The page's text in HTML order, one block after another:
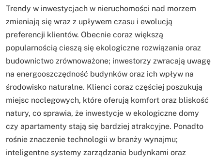
Trendy w inwestycjach w nieruchomości nad morzem
zmieniają się wraz z upływem czasu i ewolucją
preferencji klientów. Obecnie coraz większą
popularnością cieszą się ekologiczne rozwiązania oraz
budownictwo zrównoważone; inwestorzy zwracają uwagę
na energooszczędność budynków oraz ich wpływ na
środowisko naturalne. Klienci coraz częściej poszukują
miejsc noclegowych, które oferują komfort oraz bliskość
natury, co sprawia, że inwestycje w ekologiczne domy
czy apartamenty stają się bardziej atrakcyjne. Ponadto
rośnie znaczenie technologii w branży wynajmu;
inteligentne systemy zarządzania budynkami oraz